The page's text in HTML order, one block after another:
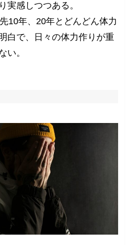
実感しつつある。
10年、20年とどんどん体力
白で、日々の体力作りが重
い。